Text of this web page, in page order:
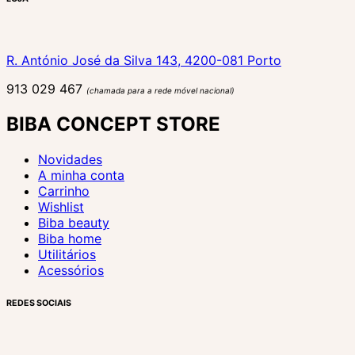
R. António José da Silva 143, 4200-081 Porto
913 029 467 (chamada para a rede móvel nacional)
BIBA CONCEPT STORE
Novidades
A minha conta
Carrinho
Wishlist
Biba beauty
Biba home
Utilitários
Acessórios
REDES SOCIAIS